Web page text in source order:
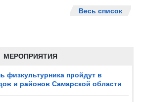
МЕРОПРИЯТИЯ
физкультурника пройдут в
и районов Самарской области
Весь список